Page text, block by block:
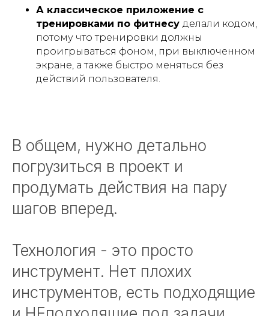
А классическое приложение с
тренировками по фитнесу делали кодом,
потому что тренировки должны
проигрываться фоном, при выключенном
экране, а также быстро меняться без
действий пользователя.
В общем, нужно детально
погрузиться в проект и
продумать действия на пару
шагов вперед.
Технология - это просто
инструмент. Нет плохих
инструментов, есть подходящие